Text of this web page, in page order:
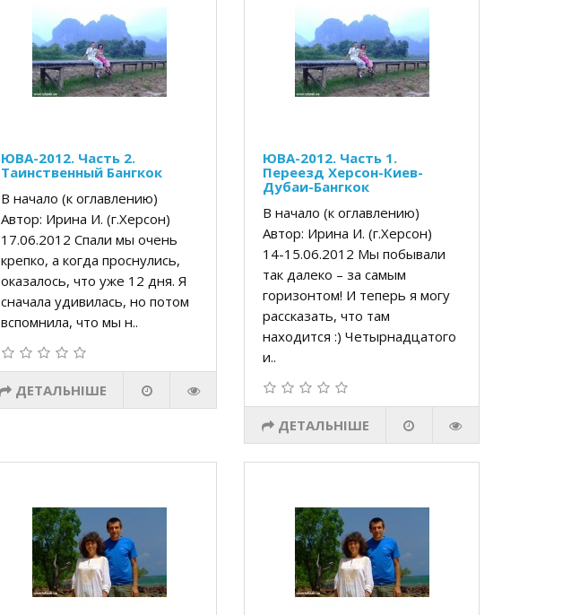
ЮВА-2012. Часть 2.
Таинственный Бангкок
В начало (к оглавлению)
Автор: Ирина И. (г.Херсон)
17.06.2012 Спали мы очень
крепко, а когда проснулись,
оказалось, что уже 12 дня. Я
сначала удивилась, но потом
вспомнила, что мы н..
ДЕТАЛЬНІШЕ
ЮВА-2012. Часть 1.
Переезд Херсон-Киев-
Дубаи-Бангкок
В начало (к оглавлению)
Автор: Ирина И. (г.Херсон)
14-15.06.2012 Мы побывали
так далеко – за самым
горизонтом! И теперь я могу
рассказать, что там
находится :) Четырнадцатого
и..
ДЕТАЛЬНІШЕ